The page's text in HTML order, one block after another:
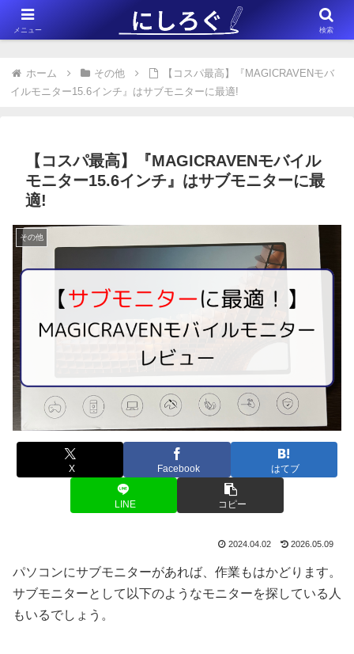
※このサイトはアフィリエイト広告（Amazonアソシエイト含む）を掲載
しています。
ホーム その他
【コスパ最高】『MAGICRAVENモバ
イルモニター15.6インチ』はサブモニターに最適!
【コスパ最高】『MAGICRAVENモバイル
モニター15.6インチ』はサブモニターに最
適!
その他
X Facebook はてブ
LINE コピー
2024.04.02 2026.05.09
パソコンにサブモニターがあれば、作業もはかどります。
サブモニターとして以下のようなモニターを探している人
もいるでしょう。
メニュー 検索